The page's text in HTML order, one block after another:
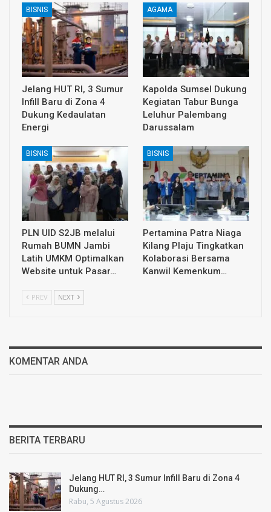
BISNIS
Jelang HUT RI, 3 Sumur
Infill Baru di Zona 4
Dukung Kedaulatan
Energi
AGAMA
Kapolda Sumsel Dukung
Kegiatan Tabur Bunga
Leluhur Palembang
Darussalam
BISNIS
PLN UID S2JB melalui
Rumah BUMN Jambi
Latih UMKM Optimalkan
Website untuk Pasar…
BISNIS
Pertamina Patra Niaga
Kilang Plaju Tingkatkan
Kolaborasi Bersama
Kanwil Kemenkum…
PREV NEXT
KOMENTAR ANDA
BERITA TERBARU
Jelang HUT RI, 3 Sumur Infill Baru di Zona 4
Dukung…
Rabu, 5 Agustus 2026